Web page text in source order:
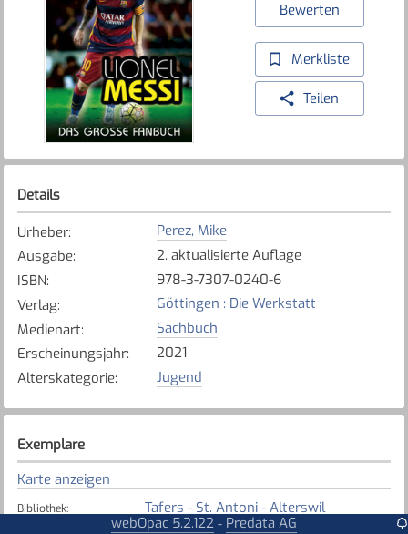
Bewerten
Merkliste
Teilen
Details
Urheber:
Perez, Mike
Ausgabe:
2. aktualisierte Auflage
ISBN:
978-3-7307-0240-6
Verlag:
Göttingen : Die Werkstatt
Medienart:
Sachbuch
Erscheinungsjahr:
2021
Alterskategorie: Jugend
Exemplare
Karte anzeigen
Bibliothek: Tafers - St. Antoni - Alterswil
Verfügbar
webOpac 5.2.122 - Predata AG